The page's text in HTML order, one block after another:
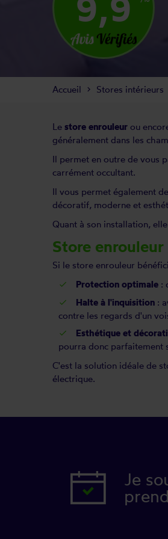
Le store enrouleur ou
généralement dans les
Il permet en outre de vous
carrément occultant.
Il vous permet également
décoratif, moderne et
Quant à son installation,
Store
Si le store enrouleur
Protection optimale :
Halte à l'inquisition :
contre les regards d'un
Esthétique et
pourra donc parfaitement
C'est la solution idéale de
électrique.
Je
Accueil Stores intérieurs